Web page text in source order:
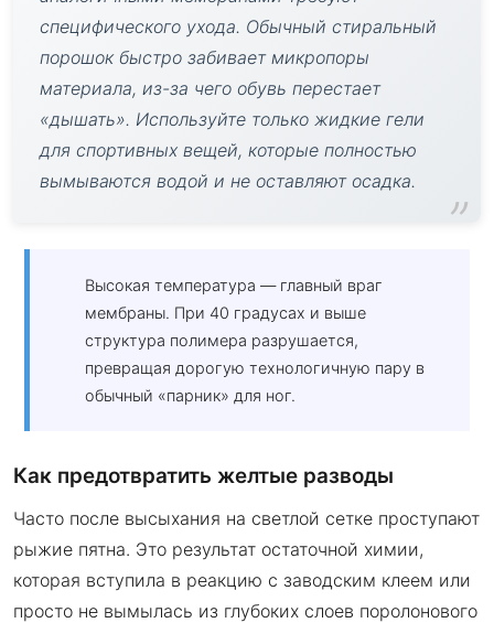
специфического ухода. Обычный стиральный
порошок быстро забивает микропоры
материала, из-за чего обувь перестает
«дышать». Используйте только жидкие гели
для спортивных вещей, которые полностью
вымываются водой и не оставляют осадка.
Высокая температура — главный враг
мембраны. При 40 градусах и выше
структура полимера разрушается,
превращая дорогую технологичную пару в
обычный «парник» для ног.
Как предотвратить желтые разводы
Часто после высыхания на светлой сетке проступают
рыжие пятна. Это результат остаточной химии,
которая вступила в реакцию с заводским клеем или
просто не вымылась из глубоких слоев поролонового